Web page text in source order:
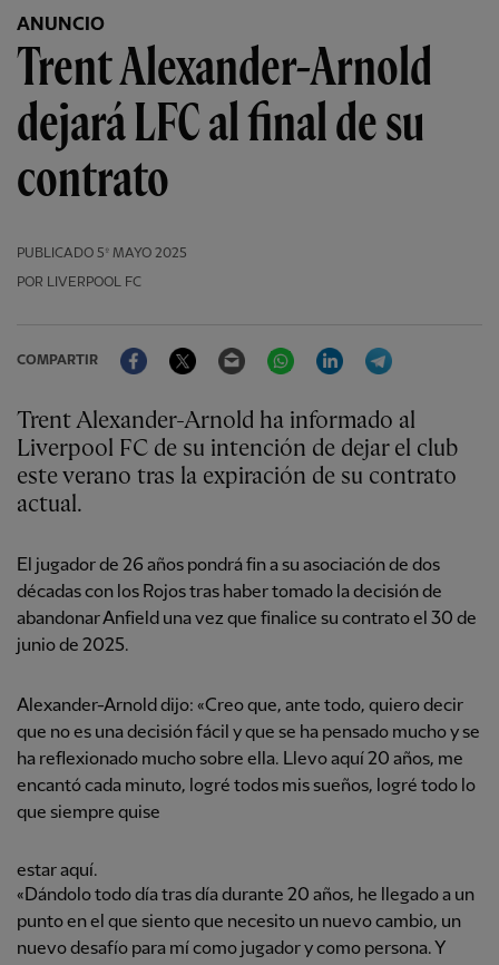
ANUNCIO
Trent Alexander-Arnold
dejará LFC al final de su
contrato
PUBLICADO 5º MAYO 2025
POR LIVERPOOL FC
COMPARTIR
FacebookTwitter Email WhatsAppLinkedIn
Trent Alexander-Arnold ha informado al
Liverpool FC de su intención de dejar el club
este verano tras la expiración de su contrato
actual.
El jugador de 26 años pondrá fin a su asociación de dos
décadas con los Rojos tras haber tomado la decisión de
abandonar Anfield una vez que finalice su contrato el 30 de
junio de 2025.
Alexander-Arnold dijo: «Creo que, ante todo, quiero decir
que no es una decisión fácil y que se ha pensado mucho y se
ha reflexionado mucho sobre ella. Llevo aquí 20 años, me
encantó cada minuto, logré todos mis sueños, logré todo lo
que siempre quise
estar aquí.
«Dándolo todo día tras día durante 20 años, he llegado a un
punto en el que siento que necesito un nuevo cambio, un
nuevo desafío para mí como jugador y como persona. Y